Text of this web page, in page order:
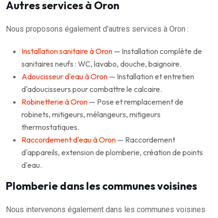
Autres services à Oron
Nous proposons également d'autres services à Oron :
Installation sanitaire à Oron — Installation complète de
sanitaires neufs : WC, lavabo, douche, baignoire.
Adoucisseur d'eau à Oron — Installation et entretien
d'adoucisseurs pour combattre le calcaire.
Robinetterie à Oron — Pose et remplacement de
robinets, mitigeurs, mélangeurs, mitigeurs
thermostatiques.
Raccordement d'eau à Oron — Raccordement
d'appareils, extension de plomberie, création de points
d'eau.
Plomberie dans les communes voisines
Nous intervenons également dans les communes voisines